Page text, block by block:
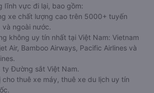
lĩnh vực đi lại, bao gồm:
xe chất lượng cao trên 5000+ tuyến
ngoài nước.
không uy tín nhất tại Việt Nam: Vietnam
Air, Bamboo Airways, Pacific Airlines và
ty Đường sắt Việt Nam.
cho thuê xe máy, thuê xe du lịch uy tín